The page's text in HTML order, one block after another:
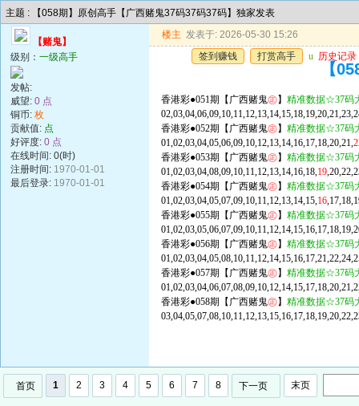
主题 : 【058期】原创高手【广西赌鬼37码37码37码】独家发表
【赌鬼】
级别： 一级高手
发帖:
威望: 0 点
铜币: 枚
贡献值: 点
好评度: 0 点
在线时间: 0(时)
注册时间: 1970-01-01
最后登录: 1970-01-01
楼主 发表于: 2026-05-30 15:26
签到赚钱
打赏高手 u 历史记录
【
香港彩●051期【广西赌鬼㊣】 精准数据☆37码
香港彩●052期【广西赌鬼㊣】 精准数据☆37码
01,02,03,04,05,06,09,10,12,13,14,16,17,18,20,21,
香港彩●053期【广西赌鬼㊣】 精准数据☆37码
01,02,03,04,08,09,10,11,12,13,14,16,18,19
香港彩●054期【广西赌鬼㊣】 精准数据☆37码
01,02,03,04,05,07,09,10,11,12,13,14,15,16
香港彩●055期【广西赌鬼㊣】 精准数据☆37码
香港彩●056期【广西赌鬼㊣】 精准数据☆37码
香港彩●057期【广西赌鬼㊣】 精准数据☆37码
香港彩●058期【广西赌鬼㊣】 精准数据☆37码
首页 1 2 3 4 5 6 7 8 下一页 末页